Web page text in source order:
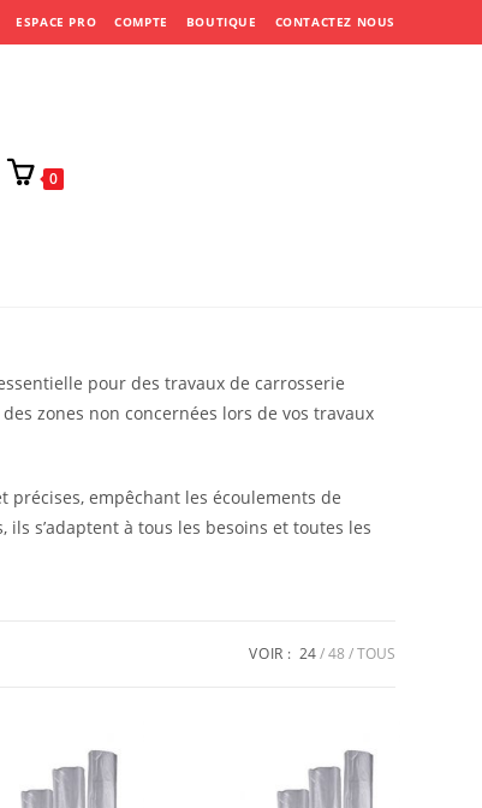
ESPACE PRO COMPTE BOUTIQUE CONTACTEZ NOUS
0
pour des travaux de carrosserie
zones non concernées lors de vos travaux
empêchant les écoulements de
s’adaptent à tous les besoins et toutes les
VOIR : 24 48 TOUS